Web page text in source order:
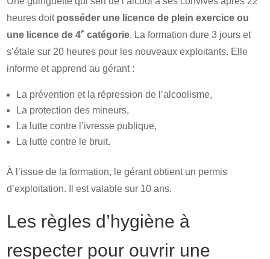
heures doit posséder une licence de plein exercice ou
une licence de 4e catégorie. La formation dure 3 jours et
s’étale sur 20 heures pour les nouveaux exploitants. Elle
informe et apprend au gérant :
La prévention et la répression de l’alcoolisme,
La protection des mineurs,
La lutte contre l’ivresse publique,
La lutte contre le bruit.
À l’issue de la formation, le gérant obtient un permis
d’exploitation. Il est valable sur 10 ans.
Les règles d’hygiène à
respecter pour ouvrir une